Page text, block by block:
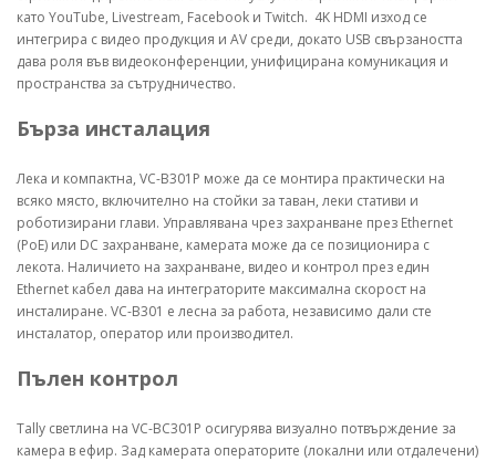
като YouTube, Livestream, Facebook и Twitch. 4K HDMI изход се
интегрира с видео продукция и AV среди, докато USB свързаността
дава роля във видеоконференции, унифицирана комуникация и
пространства за сътрудничество.
Бърза инсталация
Лека и компактна, VC-B301P може да се монтира практически на
всяко място, включително на стойки за таван, леки стативи и
роботизирани глави. Управлявана чрез захранване през Ethernet
(PoE) или DC захранване, камерата може да се позиционира с
лекота. Наличието на захранване, видео и контрол през един
Ethernet кабел дава на интеграторите максимална скорост на
инсталиране. VC-B301 е лесна за работа, независимо дали сте
инсталатор, оператор или производител.
Пълен контрол
Tally светлина на VC-BC301P осигурява визуално потвърждение за
камера в ефир. Зад камерата операторите (локални или отдалечени)